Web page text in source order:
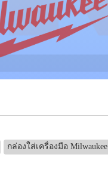
กล่องใส่เครื่องมือ Milwaukee